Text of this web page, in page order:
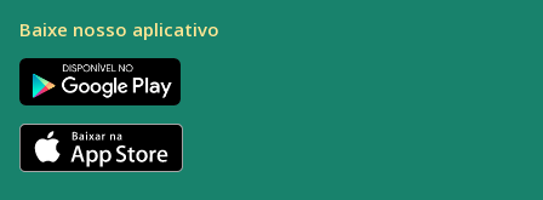
Baixe nosso aplicativo